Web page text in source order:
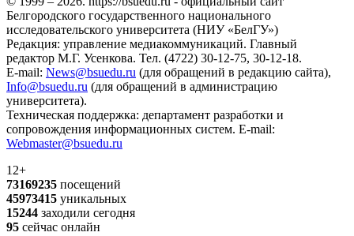
Белгородского государственного национального
исследовательского университета (НИУ «БелГУ»)
Редакция: управление медиакоммуникаций. Главный
редактор М.Г. Усенкова. Тел. (4722) 30-12-75, 30-12-18.
E-mail: News@bsuedu.ru (для обращений в редакцию сайта),
Info@bsuedu.ru (для обращений в администрацию
университета).
Техническая поддержка: департамент разработки и
сопровождения информационных систем. E-mail:
Webmaster@bsuedu.ru
12+
73169235 посещений
45973415 уникальных
15244 заходили сегодня
95 сейчас онлайн